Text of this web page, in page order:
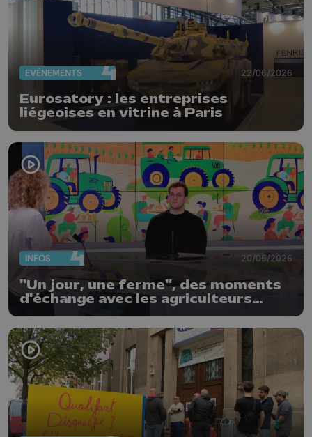
EVÈNEMENTS 22/06/2026
Eurosatory : les entreprises
liégeoises en vitrine à Paris
INFOS 20/05/2026
"Un jour, une ferme", des moments
d'échange avec les agriculteurs
locaux